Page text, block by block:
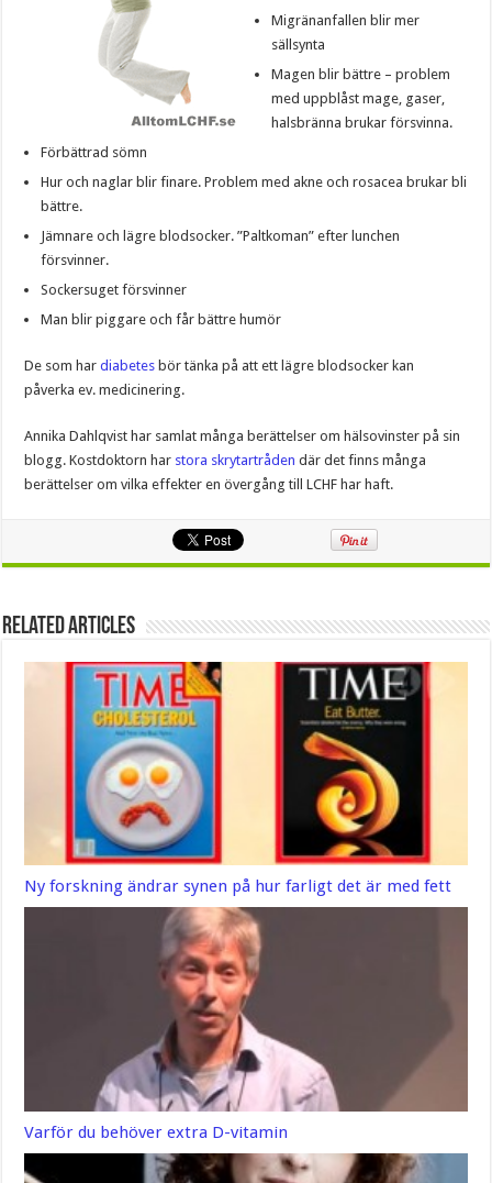
Migränanfallen blir mer
sällsynta
Magen blir bättre – problem
med uppblåst mage, gaser,
halsbränna brukar försvinna.
Förbättrad sömn
Hur och naglar blir finare. Problem med akne och rosacea brukar bli
bättre.
Jämnare och lägre blodsocker. ”Paltkoman” efter lunchen
försvinner.
Sockersuget försvinner
Man blir piggare och får bättre humör
De som hardiabetes bör tänka på att ett lägre blodsocker kan
påverka ev. medicinering.
Annika Dahlqvist har samlat många berättelser om hälsovinster på sin
blogg. Kostdoktorn har stora skrytartråden där det finns många
berättelser om vilka effekter en övergång till LCHF har haft.
Related Articles
Ny forskning ändrar synen på hur farligt det är med fett
Varför du behöver extra D-vitamin